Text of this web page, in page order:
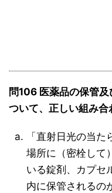
問106 医薬品の保管
ついて、正しい組み合
「直射日光の当
場所に（密栓して
いる錠剤、カプセ
内に保管されるの